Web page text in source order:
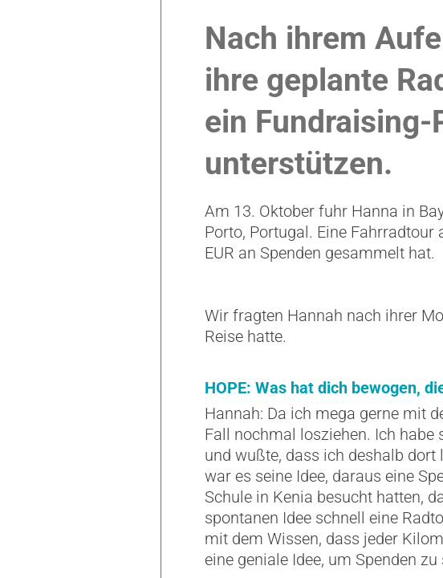
Nach ihrem
ihre geplante
ein
unterstützen.
Am 13. Oktober fuhr Hanna in
Porto, Portugal. Eine
EUR an Spenden gesammelt hat.
Wir fragten Hannah nach ihrer
Reise hatte.
HOPE: Was hat dich bewogen,
Hannah: Da ich mega gerne mit
Fall nochmal losziehen. Ich habe
und wußte, dass ich deshalb
war es seine Idee, daraus eine
Schule in Kenia besucht hatten,
spontanen Idee schnell eine
mit dem Wissen, dass jeder
eine geniale Idee, um Spenden